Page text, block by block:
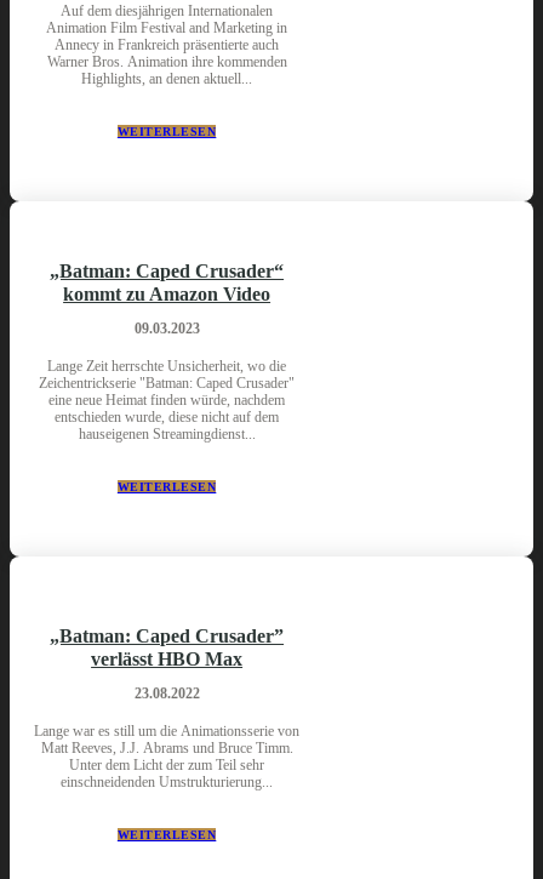
Auf dem diesjährigen Internationalen
Animation Film Festival and Marketing in
Annecy in Frankreich präsentierte auch
Warner Bros. Animation ihre kommenden
Highlights, an denen aktuell...
WEITERLESEN
„Batman: Caped Crusader“
kommt zu Amazon Video
09.03.2023
Lange Zeit herrschte Unsicherheit, wo die
Zeichentrickserie "Batman: Caped Crusader"
eine neue Heimat finden würde, nachdem
entschieden wurde, diese nicht auf dem
hauseigenen Streamingdienst...
WEITERLESEN
„Batman: Caped Crusader”
verlässt HBO Max
23.08.2022
Lange war es still um die Animationsserie von
Matt Reeves, J.J. Abrams und Bruce Timm.
Unter dem Licht der zum Teil sehr
einschneidenden Umstrukturierung...
WEITERLESEN